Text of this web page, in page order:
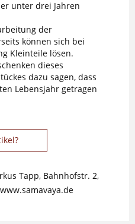
unter drei Jahren
der
können sich bei
Kleinteile lösen.
dieses
dazu sagen, dass
Lebensjahr getragen
Tapp, Bahnhofstr. 2,